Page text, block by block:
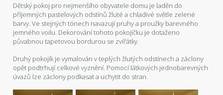
Dětský pokoj pro nejmenšího obyvatele domu je laděn do
příjemných pastelových odstínů žluté a chladivé světle zelené
barvy. Ve stejných tónech navazují pruhy a proužky barevného
jemného voilu. Dekorování tohoto pokojíčku je dotaženo
půvabnou tapetovou bordurou se zvířátky.
Druhý pokojík je vymalován v teplých žlutých odstínech a záclony
opět podtrhují celkové vyznění. Pomocí látkových jednobarevných
úvazů lze záclony podkasat a uchytit do stran.